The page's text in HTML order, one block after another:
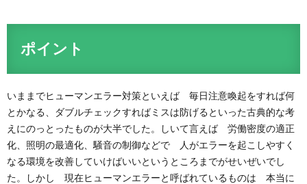
ポイント
いままでヒューマンエラー対策といえば 毎日注意喚起をすれば何
とかなる、ダブルチェックすればミスは防げるといった古典的な考
えにのっとったものが大半でした。しいて言えば 労働密度の適正
化、照明の最適化、騒音の制御などで 人がエラーを起こしやすく
なる環境を改善していけばいいというところまでがせいぜいでし
た。しかし 現在ヒューマンエラーと呼ばれているものは 本当に